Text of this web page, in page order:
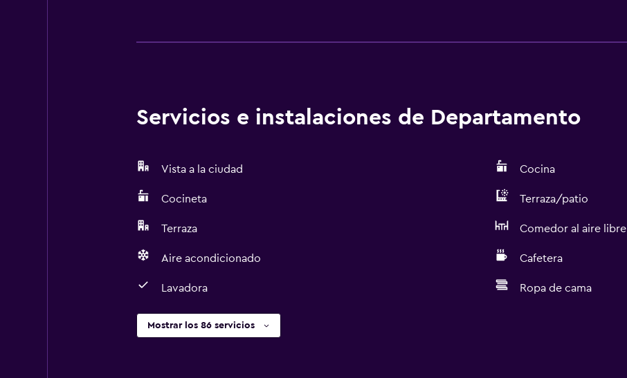
Servicios e instalaciones de Departamento
Vista a la ciudad Cocina
Cocineta Terraza/patio
Terraza Comedor al aire libre
Aire acondicionado Cafetera
Lavadora Ropa de cama
Mostrar los 86 servicios